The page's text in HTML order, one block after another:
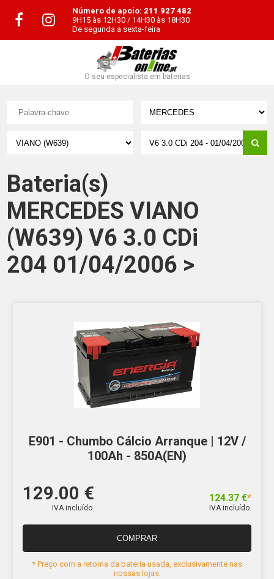
Número de apoio: 211 927 482
9H15 às 12H30 / 14H30 às 18H30
De segunda a sexta-feira
O seu especialista em baterias
Bateria(s)
MERCEDES VIANO
(W639) V6 3.0 CDi
204 01/04/2006 >
E901 - Chumbo Cálcio Arranque | 12V /
100Ah - 850A(EN)
129.00 €
IVA incluído.
124.37 €*
IVA incluído.
COMPRAR
* Preço com a retoma da bateria usada, exclusivamente nas
nossas lojas.